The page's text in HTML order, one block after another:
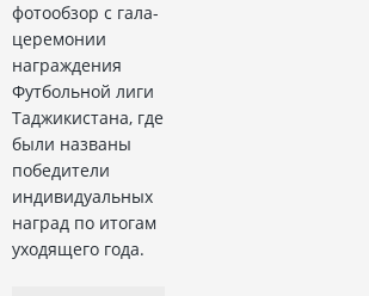
фотообзор с гала-
церемонии
награждения
Футбольной лиги
Таджикистана, где
были названы
победители
индивидуальных
наград по итогам
уходящего года.